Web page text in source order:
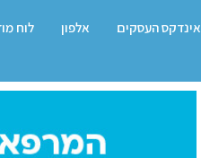
אינדקס העסקים אלפון לוח